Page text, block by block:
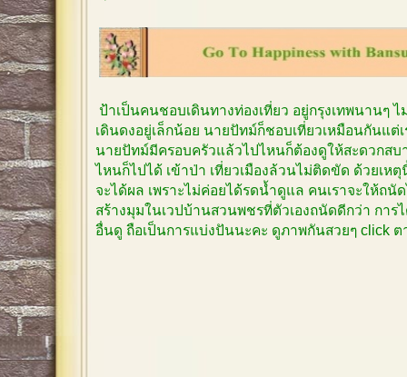
ป้าเป็นคนชอบเดินทางท่องเที่ยว อยู่กรุงเทพนานๆ
เดินดงอยู่เล็กน้อย นายปัทม์ก็ชอบเที่ยวเหมือนกันแต่
นายปัทม์มีครอบครัวแล้วไปไหนก็ต้องดูให้สะดวกส
ไหนก็ไปได้ เข้าป่า เที่ยวเมืองล้วนไม่ติดขัด ด้วยเห
จะได้ผล เพราะไม่ค่อยได้รดน้ำดูแล คนเราจะให้ถนั
สร้างมุมในเวปบ้านสวนพชรที่ตัวเองถนัดดีกว่า การ
อื่นดู ถือเป็นการแบ่งปันนะคะ ดูภาพกันสวยๆ click ต